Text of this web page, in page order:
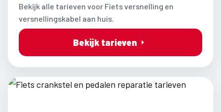
Bekijk alle tarieven voor Fiets versnelling en
versnellingskabel aan huis.
Bekijk tarieven